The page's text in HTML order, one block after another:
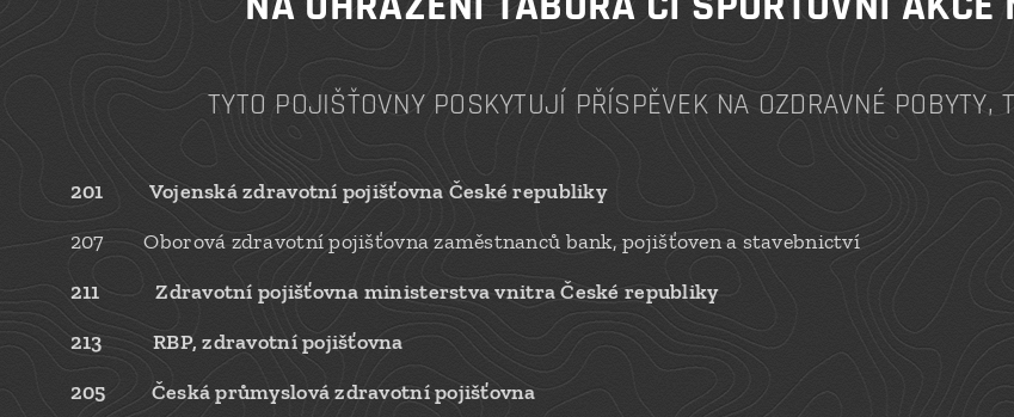
TYTO POJIŠŤOVNY POSKYTUJÍ PŘÍSPĚVEK NA OZDRAVNÉ POBYTY,
201
Vojenská zdravotní pojišťovna České republiky
207Oborová zdravotní pojišťovna zaměstnanců bank, pojišťoven a stavebnictví
211Zdravotní pojišťovna ministerstva vnitra České republiky
213RBP, zdravotní pojišťovna
205 Česká průmyslová zdravotní pojišťovna